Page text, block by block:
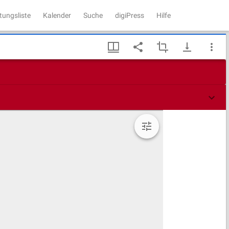
Kalender Suche digiPress Hilfe